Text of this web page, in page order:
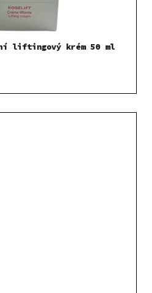
liftingový krém 50 ml